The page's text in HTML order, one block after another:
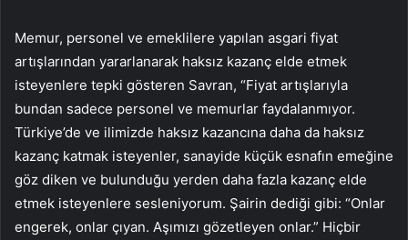
Memur, personel ve emeklilere yapılan asgari fiyat
artışlarından yararlanarak haksız kazanç elde etmek
isteyenlere tepki gösteren Savran, “Fiyat artışlarıyla
bundan sadece personel ve memurlar faydalanmıyor.
Türkiye’de ve ilimizde haksız kazancına daha da haksız
kazanç katmak isteyenler, sanayide küçük esnafın emeğine
göz diken ve bulunduğu yerden daha fazla kazanç elde
etmek isteyenlere sesleniyorum. Şairin dediği gibi: “Onlar
engerek, onlar çıyan. Aşımızı gözetleyen onlar.” Hiçbir